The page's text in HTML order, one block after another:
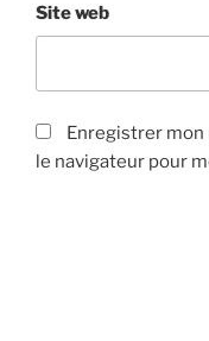
Site web
Enregistrer mon
le navigateur pour